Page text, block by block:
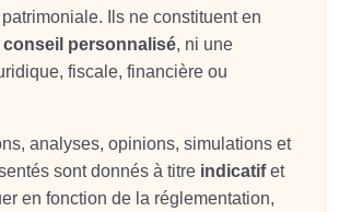
patrimoniale. Ils ne constituent en
conseil personnalisé, ni une
fiscale, financière ou
analyses, opinions, simulations et
sont donnés à titre indicatifet
en fonction de la réglementation,